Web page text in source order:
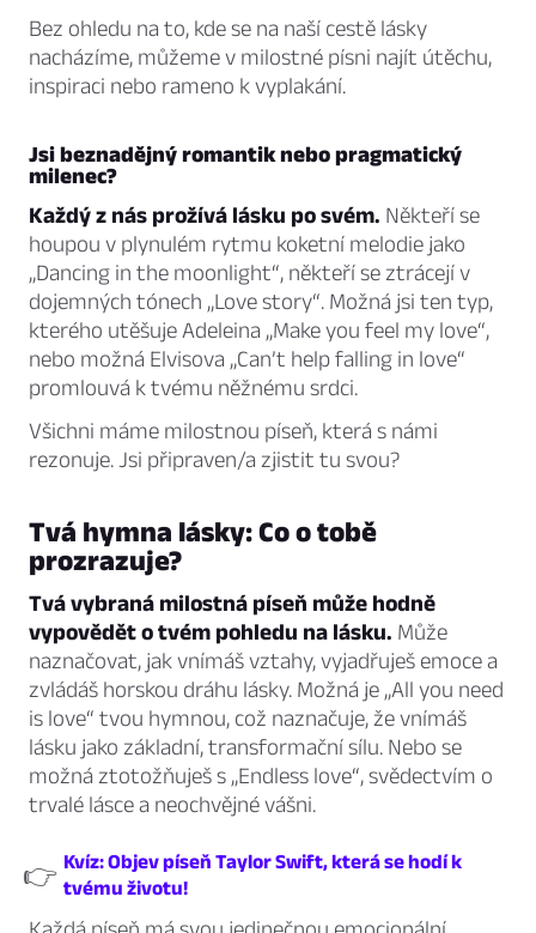
Bez ohledu na to, kde se na naší cestě lásky
nacházíme, můžeme v milostné písni najít útěchu,
inspiraci nebo rameno k vyplakání.
Jsi beznadějný romantik nebo pragmatický
milenec?
Každý z nás prožívá lásku po svém. Někteří se
houpou v plynulém rytmu koketní melodie jako
„Dancing in the moonlight“, někteří se ztrácejí v
dojemných tónech „Love story“. Možná jsi ten typ,
kterého utěšuje Adeleina „Make you feel my love“,
nebo možná Elvisova „Can’t help falling in love“
promlouvá k tvému něžnému srdci.
Všichni máme milostnou píseň, která s námi
rezonuje. Jsi připraven/a zjistit tu svou?
Tvá hymna lásky: Co o tobě
prozrazuje?
Tvá vybraná milostná píseň může hodně
vypovědět o tvém pohledu na lásku. Může
naznačovat, jak vnímáš vztahy, vyjadřuješ emoce a
zvládáš horskou dráhu lásky. Možná je „All you need
is love“ tvou hymnou, což naznačuje, že vnímáš
lásku jako základní, transformační sílu. Nebo se
možná ztotožňuješ s „Endless love“, svědectvím o
trvalé lásce a neochvějné vášni.
👉 Kvíz: Objev píseň Taylor Swift, která se hodí k
tvému životu!